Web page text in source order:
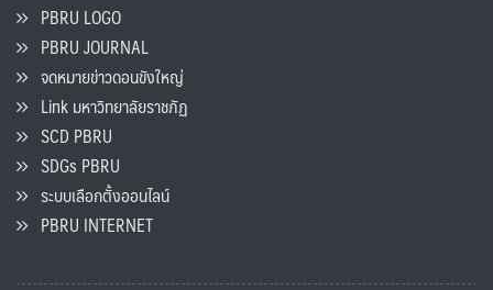
PBRU LOGO
PBRU JOURNAL
จดหมายข่าวดอนขังใหญ่
Link มหาวิทยาลัยราชภัฏ
SCD PBRU
SDGs PBRU
ระบบเลือกตั้งออนไลน์
PBRU INTERNET